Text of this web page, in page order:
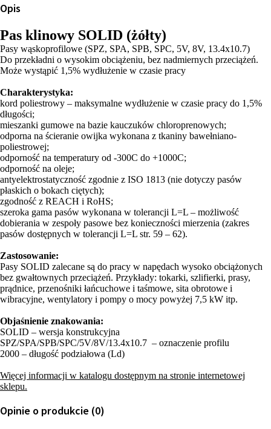
Opis
Pas klinowy SOLID (żółty)
Pasy wąskoprofilowe (SPZ, SPA, SPB, SPC, 5V, 8V, 13.4x10.7)
Do przekładni o wysokim obciążeniu, bez nadmiernych przeciążeń.
Może wystąpić 1,5% wydłużenie w czasie pracy
Charakterystyka:
kord poliestrowy – maksymalne wydłużenie w czasie pracy do 1,5%
długości;
mieszanki gumowe na bazie kauczuków chloroprenowych;
odporna na ścieranie owijka wykonana z tkaniny bawełniano-
poliestrowej;
odporność na temperatury od -300C do +1000C;
odporność na oleje;
antyelektrostatyczność zgodnie z ISO 1813 (nie dotyczy pasów
płaskich o bokach ciętych);
zgodność z REACH i RoHS;
szeroka gama pasów wykonana w tolerancji L=L – możliwość
dobierania w zespoły pasowe bez konieczności mierzenia (zakres
pasów dostępnych w tolerancji L=L str. 59 – 62).
Zastosowanie:
Pasy SOLID zalecane są do pracy w napędach wysoko obciążonych
bez gwałtownych przeciążeń. Przykłady: tokarki, szlifierki, prasy,
prądnice, przenośniki łańcuchowe i taśmowe, sita obrotowe i
wibracyjne, wentylatory i pompy o mocy powyżej 7,5 kW itp.
Objaśnienie znakowania:
SOLID – wersja konstrukcyjna
SPZ/SPA/SPB/SPC/5V/8V/13.4x10.7 – oznaczenie profilu
2000 – długość podziałowa (Ld)
Więcej informacji w katalogu dostępnym na stronie internetowej
sklepu.
Opinie o produkcie (0)